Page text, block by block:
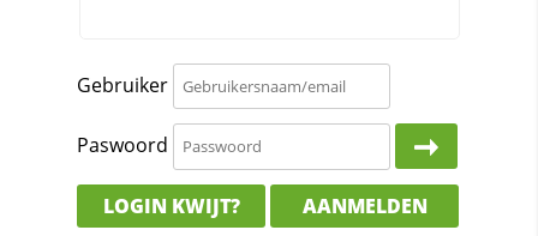
Gebruiker
Paswoord
LOGIN KWIJT? AANMELDEN